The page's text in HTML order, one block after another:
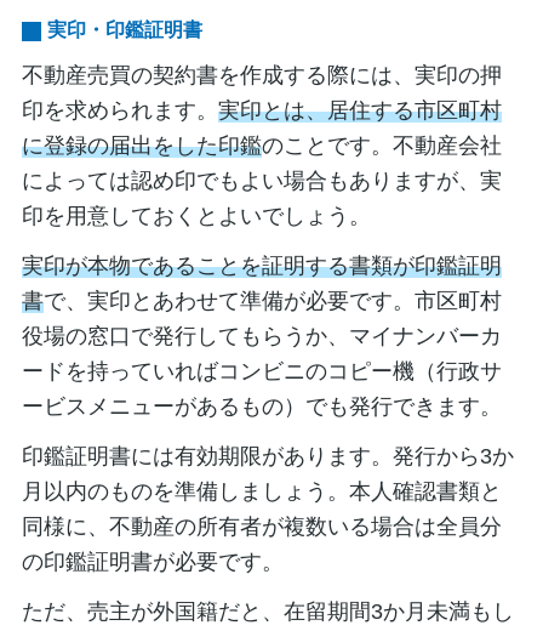
実印・印鑑証明書
不動産売買の契約書を作成する際には、実印の押
印を求められます。 実印とは、居住する市区町村
に登録の届出をした印鑑のことです。不動産会社
によっては認め印でもよい場合もありますが、実
印を用意しておくとよいでしょう。
実印が本物であることを証明する書類が印鑑証明
書で、実印とあわせて準備が必要です。市区町村
役場の窓口で発行してもらうか、マイナンバーカ
ードを持っていればコンビニのコピー機（行政サ
ービスメニューがあるもの）でも発行できます。
印鑑証明書には有効期限があります。発行から3か
月以内のものを準備しましょう。本人確認書類と
同様に、不動産の所有者が複数いる場合は全員分
の印鑑証明書が必要です。
ただ、売主が外国籍だと、在留期間3か月未満もし